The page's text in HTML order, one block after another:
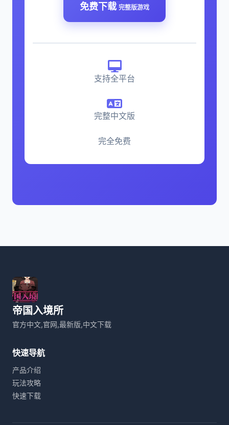
免费下载 完整版游戏
支持全平台
完整中文版
完全免费
帝国入境所
官方中文,官网,最新版,中文下载
快速导航
产品介绍
玩法攻略
快速下载